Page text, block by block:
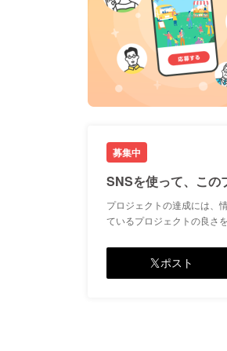
募集中
SNSを使って、この
プロジェクトの達成には、
ているプロジェクトの良さ
ポスト